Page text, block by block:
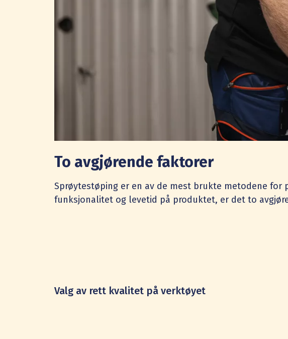
To avgjørende faktorer
Sprøytestøping er en av de mest brukte metodene
funksjonalitet og levetid på produktet, er det to
Valg av rett kvalitet på verktøyet